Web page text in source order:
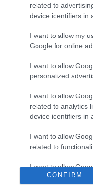
related to
device identifiers in
I want to allow my
Google for online
I want to allow
personalized
I want to allow
related to analytics
device identifiers in
I want to allow
related to
I want to allow
related toCONFIRM
Átalakul